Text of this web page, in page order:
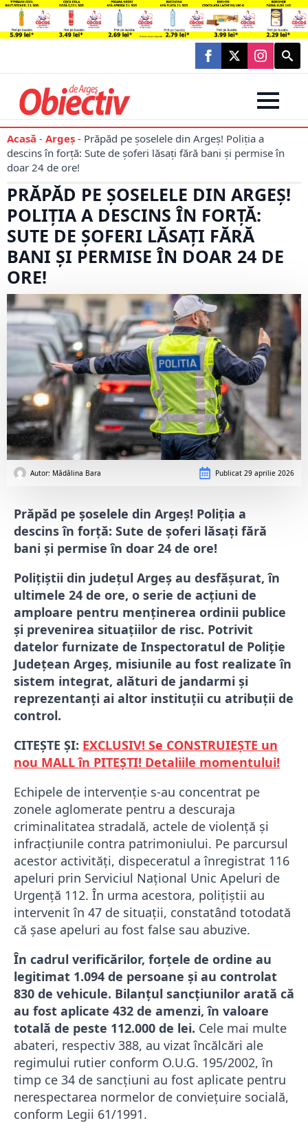
Search
for:
Acasă - Argeș - Prăpăd pe șoselele din Argeș! Poliția a
descins în forță: Sute de șoferi lăsați fără bani și permise în
doar 24 de ore!
PRĂPĂD PE ȘOSELELE DIN ARGEȘ!
POLIȚIA A DESCINS ÎN FORȚĂ:
SUTE DE ȘOFERI LĂSAȚI FĂRĂ
BANI ȘI PERMISE ÎN DOAR 24 DE
ORE!
Autor: Mădălina Bara Publicat 29 aprilie 2026
Prăpăd pe șoselele din Argeș! Poliția a
descins în forță: Sute de șoferi lăsați fără
bani și permise în doar 24 de ore!
Polițiștii din județul Argeș au desfășurat, în
ultimele 24 de ore, o serie de acțiuni de
amploare pentru menținerea ordinii publice
și prevenirea situațiilor de risc. Potrivit
datelor furnizate de Inspectoratul de Poliție
Județean Argeș, misiunile au fost realizate în
sistem integrat, alături de jandarmi și
reprezentanți ai altor instituții cu atribuții de
control.
CITEȘTE ȘI: EXCLUSIV! Se CONSTRUIEȘTE un
nou MALL în PITEȘTI! Detaliile momentului!
Echipele de intervenție s-au concentrat pe
zonele aglomerate pentru a descuraja
criminalitatea stradală, actele de violență și
infracțiunile contra patrimoniului. Pe parcursul
acestor activități, dispeceratul a înregistrat 116
apeluri prin Serviciul Național Unic Apeluri de
Urgență 112. În urma acestora, polițiștii au
intervenit în 47 de situații, constatând totodată
că șase apeluri au fost false sau abuzive.
În cadrul verificărilor, forțele de ordine au
legitimat 1.094 de persoane și au controlat
830 de vehicule. Bilanțul sancțiunilor arată că
au fost aplicate 432 de amenzi, în valoare
totală de peste 112.000 de lei. Cele mai multe
abateri, respectiv 388, au vizat încălcări ale
regimului rutier conform O.U.G. 195/2002, în
timp ce 34 de sancțiuni au fost aplicate pentru
nerespectarea normelor de conviețuire socială,
conform Legii 61/1991.